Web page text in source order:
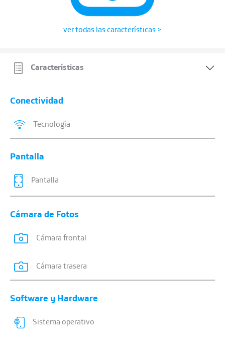
ver todas las características >
Características
Conectividad
Tecnología
Pantalla
Pantalla
Cámara de Fotos
Cámara frontal
Cámara trasera
Software y Hardware
Sistema operativo